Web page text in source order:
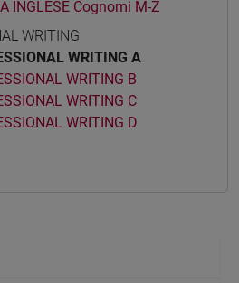
INGLESE Cognomi M-Z
WRITING
WRITING A
WRITING B
WRITING C
WRITING D